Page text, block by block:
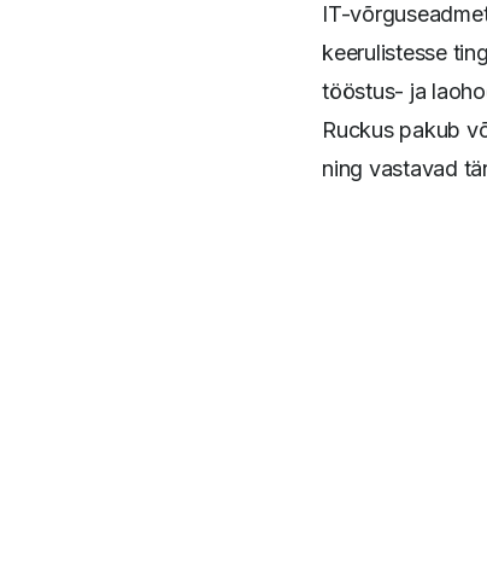
IT-
keerulistesse
tööstus- ja
Ruckus pakub
ning vastavad